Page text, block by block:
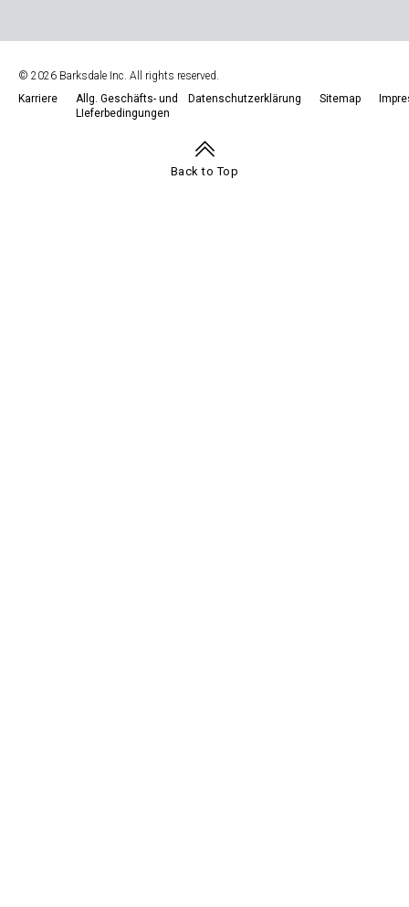
© 2026 Barksdale Inc. All rights reserved.
Footer
Karriere
Allg. Geschäfts- und
LIeferbedingungen
Datenschutzerklärung Sitemap
Back to Top